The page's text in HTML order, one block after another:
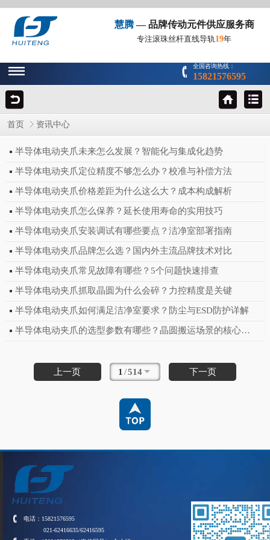
慧腾— 品牌传动元件供应服务商
专注滚珠丝杆直线导轨19年
全国咨询热线：
15821576595
首页 资讯中心
半导体电动夹爪未来怎么发展？智能化与集成化趋势
半导体电动夹爪定位精度不够怎么办？校准与补偿方法
半导体电动夹爪价格差距为什么这么大？成本构成解析
半导体电动夹爪怎么保养？延长使用寿命的实用技巧
半导体电动夹爪安装调试有哪些要点？洁净室部署指南
半导体电动夹爪品牌怎么选？国内外主流品牌技术对比
半导体电动夹爪常见故障有哪些？5个问题快速排查
半导体电动夹爪抓取晶圆为什么会碎？力控精度是关键
半导体电动夹爪如何满足洁净室要求？防尘与ESD防护详解
半导体电动夹爪的选型参数有哪些？晶圆搬运场景的核心指标
上一页 1 /514 下一页
电话：15821576595
021-62416635/62416595